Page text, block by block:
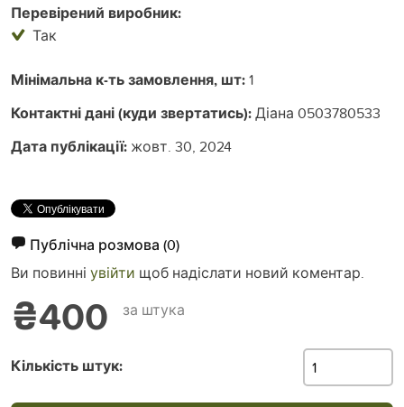
Перевірений виробник:
Так
Мінімальна к-ть замовлення, шт:1
Контактні дані (куди звертатись):Діана 0503780533
Дата публікації: жовт. 30, 2024
Публічна розмова (0)
Ви повинні увійти щоб надіслати новий коментар.
₴400 за штука
Кількість штук: